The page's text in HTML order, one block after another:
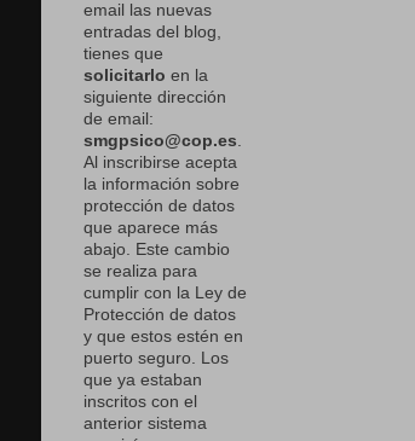
email las nuevas
entradas del blog,
tienes que
solicitarlo en la
siguiente dirección
de email:
smgpsico@cop.es.
Al inscribirse acepta
la información sobre
protección de datos
que aparece más
abajo. Este cambio
se realiza para
cumplir con la Ley de
Protección de datos
y que estos estén en
puerto seguro. Los
que ya estaban
inscritos con el
anterior sistema